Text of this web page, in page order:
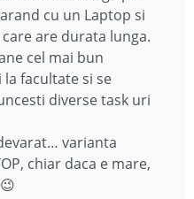
cu un Laptop si
are durata lunga.
cel mai bun
la facultate si se
diverse task uri
varianta
chiar daca e mare,